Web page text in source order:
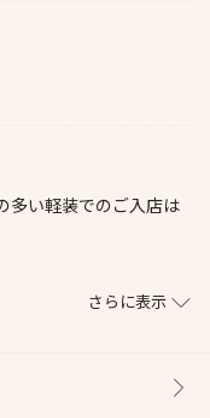
多い軽装でのご入店は
さらに表示